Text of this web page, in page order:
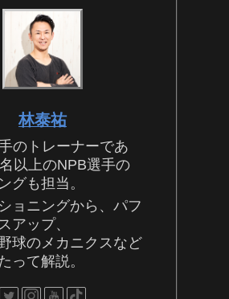
林泰祐
のトレーナーであ
以上のNPB選手の
グも担当。
ョニングから、パフ
アップ、
球のメカニクスなど
って解説。